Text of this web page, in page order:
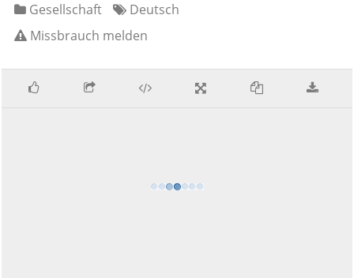
Gesellschaft
Deutsch
Missbrauch melden